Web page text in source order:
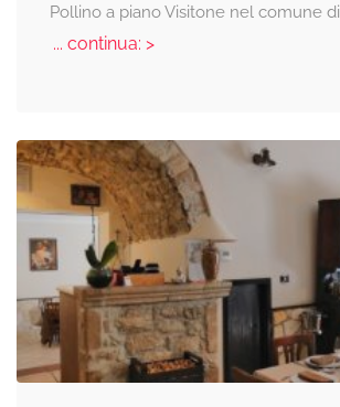
Pollino a piano Visitone nel comune di
... continua: >